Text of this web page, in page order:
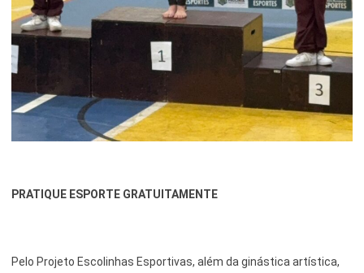
PRATIQUE ESPORTE GRATUITAMENTE
Pelo Projeto Escolinhas Esportivas, além da ginástica artística,